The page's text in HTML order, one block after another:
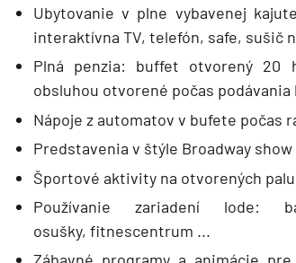
Pobrežie Európy
Severozápadná Európa
Kanárske ostrovy, Madeira a
Azorské ostrovy
Kanárske ostrovy
Kanárske ostrovy a Madeira
Karibik a Stredná Amerika
Bahamy
Bermudy
Ubytovanie v plne vybavenej
interaktívna TV, telefón, safe, sušič
Plná penzia: buffet otvorený 20
obsluhou otvorené počas podávania
Nápoje z automatov v bufete počas
Predstavenia v štýle Broadway
Športové aktivity na otvorených
Používanie zariadení lode:
osušky, fitnescentrum ...